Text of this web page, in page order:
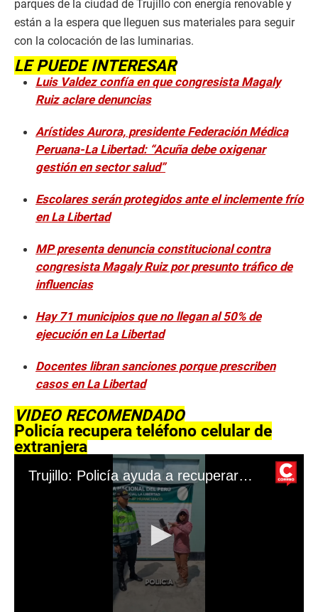
parques de la ciudad de Trujillo con energía renovable y
están a la espera que lleguen sus materiales para seguir
con la colocación de las luminarias.
LE PUEDE INTERESAR
Luis Valdez confía en que congresista Magaly
Ruiz aclare denuncias
Arístides Aurora, presidente Federación Médica
Peruana-La Libertad: “Acuña debe oxigenar
gestión en sector salud”
Escolares serán protegidos ante el inclemente frío
en La Libertad
MP presenta denuncia constitucional contra
congresista Magaly Ruiz por presunto tráfico de
influencias
Hay 71 municipios que no llegan al 50% de
ejecución en La Libertad
Docentes libran sanciones porque prescriben
casos en La Libertad
VIDEO RECOMENDADO
Policía recupera teléfono celular de
extranjera
Trujillo: Policía ayuda a recuperar teléfono celular